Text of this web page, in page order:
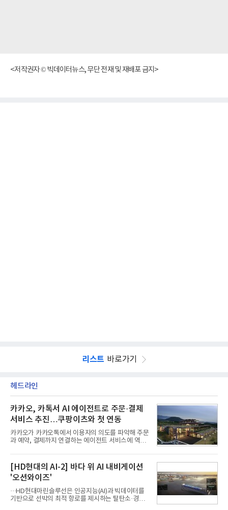
<저작권자 © 빅데이터뉴스, 무단 전재 및 재배포 금지>
리스트 바로가기
헤드라인
카카오, 카톡서 AI 에이전트로 주문·결제
서비스 추진…쿠팡이츠와 첫 연동
카카오가 카카오톡에서 이용자의 의도를 파악해 주문
과 예약, 결제까지 연결하는 에이전트 서비스에 역량
행 등으로 적용 범위를 넓혀 AI를 새로운 톡비즈 성장
축으로 만들겠다는 구상이다.정신아 카카오 대표는 6
일 열린 2분기 실적 발표 컨퍼런스콜에서 "AI는 톡비
즈 성장 재점화의 핵심이자 주요 매출원으로 자리 잡
을 것"이라며 이같은 AI 사업 전략을 공개했다. 카카
오는 이날 함께 발표한 2분기 연결 매출이 전년 동기
대비 9% 증가한 2조985억원, 영업이익은 36% 늘어
[HD현대의 AI-2] 바다 위 AI 내비게이션
'오션와이즈'
···HD현대마린슬루선은 인공지능(AI)과 빅데이터를
기반으로 선박의 최적 항로를 제시하는 탈탄소·경제